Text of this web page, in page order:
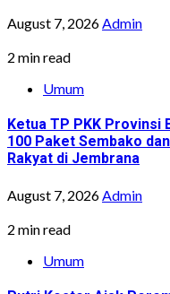
August 7, 2026Admin
2 min read
Umum
Ketua TP PKK Provinsi
100 Paket Sembako
Rakyat di Jembrana
August 7, 2026 Admin
2 min read
Umum